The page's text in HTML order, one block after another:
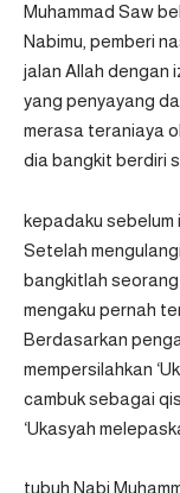
Muhammad Saw
Nabimu, pemberi
jalan Allah dengan
yang penyayang
merasa teraniaya
dia bangkit berdiri
kepadaku sebelum
Setelah
bangkitlah seorang
mengaku pernah
Berdasarkan
mempersilahkan
cambuk sebagai
‘Ukasyah
tubuh Nabi